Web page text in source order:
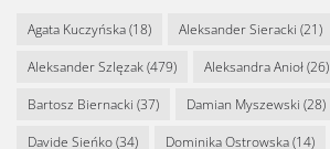
Agata Kuczyńska(18) Aleksander Sieracki (21)
Aleksander Szlęzak(479) Aleksandra Anioł(26)
Bartosz Biernacki (37) Damian Myszewski (28)
Davide Sieńko(34) Dominika Ostrowska(14)